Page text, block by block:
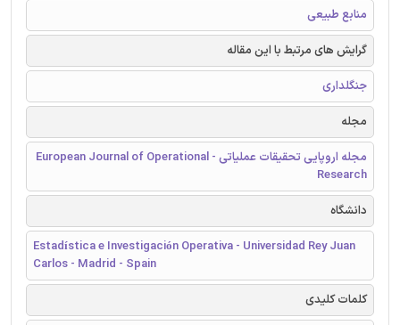
منابع طبیعی
گرایش های مرتبط با این مقاله
جنگلداری
مجله
مجله اروپایی تحقیقات عملیاتی - European Journal of Operational
Research
دانشگاه
Estadística e Investigación Operativa - Universidad Rey Juan
Carlos - Madrid - Spain
کلمات کلیدی